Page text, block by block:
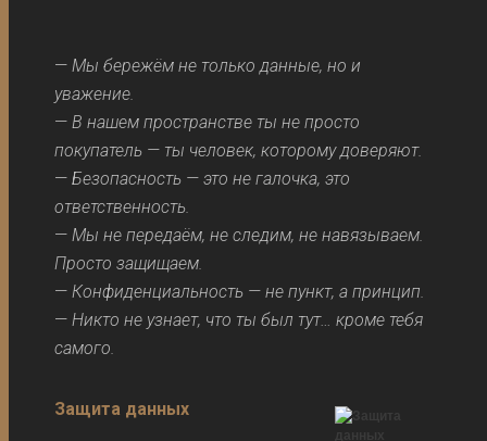
— Мы бережём не только данные, но и
уважение.
— В нашем пространстве ты не просто
покупатель — ты человек, которому доверяют.
— Безопасность — это не галочка, это
ответственность.
— Мы не передаём, не следим, не навязываем.
Просто защищаем.
— Конфиденциальность — не пункт, а принцип.
— Никто не узнает, что ты был тут… кроме тебя
самого.
Защита данных